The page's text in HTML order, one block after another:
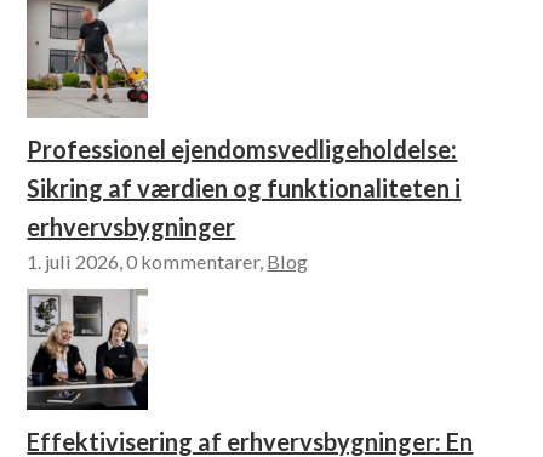
Professionel ejendomsvedligeholdelse:
Sikring af værdien og funktionaliteten i
erhvervsbygninger
1. juli 2026, 0 kommentarer, Blog
Effektivisering af erhvervsbygninger: En